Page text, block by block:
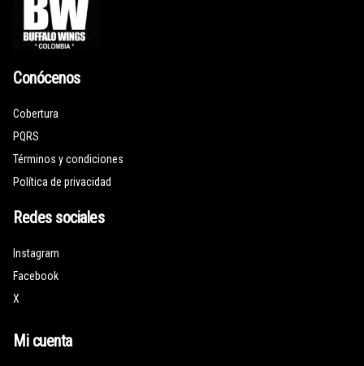
Conócenos
Cobertura
PQRS
Términos y condiciones
Política de privacidad
Redes sociales
Instagram
Facebook
X
Mi cuenta